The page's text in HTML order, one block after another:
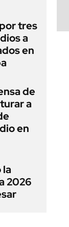
tres
a
en
de
a
en
la
2026